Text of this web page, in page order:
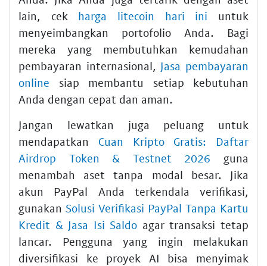
lain, cek harga litecoin hari ini untuk
menyeimbangkan portofolio Anda. Bagi
mereka yang membutuhkan kemudahan
pembayaran internasional, Jasa pembayaran
online siap membantu setiap kebutuhan
Anda dengan cepat dan aman.
Jangan lewatkan juga peluang untuk
mendapatkan Cuan Kripto Gratis: Daftar
Airdrop Token & Testnet 2026 guna
menambah aset tanpa modal besar. Jika
akun PayPal Anda terkendala verifikasi,
gunakan Solusi Verifikasi PayPal Tanpa Kartu
Kredit & Jasa Isi Saldo agar transaksi tetap
lancar. Pengguna yang ingin melakukan
diversifikasi ke proyek AI bisa menyimak